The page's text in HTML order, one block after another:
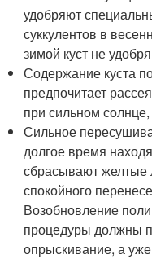
удобряют
суккулентов в
зимой куст не
Содержание куста
предпочитает
при сильном солнце,
Сильное
долгое время
сбрасывают желтые
спокойного
Возобновление
процедуры должны
опрыскивание, а